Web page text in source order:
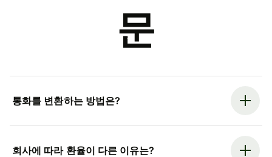
문
통화를 변환하는 방법은?
회사에 따라 환율이 다른 이유는?